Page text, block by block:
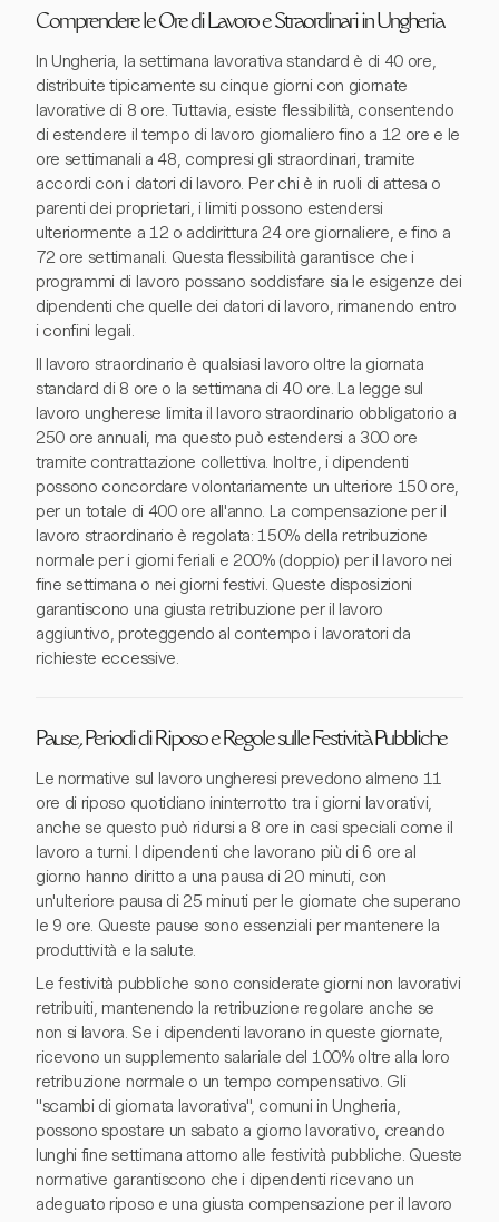
Comprendere le Ore di Lavoro e Straordinari in Ungheria
In Ungheria, la settimana lavorativa standard è di 40 ore,
distribuite tipicamente su cinque giorni con giornate
lavorative di 8 ore. Tuttavia, esiste flessibilità, consentendo
di estendere il tempo di lavoro giornaliero fino a 12 ore e le
ore settimanali a 48, compresi gli straordinari, tramite
accordi con i datori di lavoro. Per chi è in ruoli di attesa o
parenti dei proprietari, i limiti possono estendersi
ulteriormente a 12 o addirittura 24 ore giornaliere, e fino a
72 ore settimanali. Questa flessibilità garantisce che i
programmi di lavoro possano soddisfare sia le esigenze dei
dipendenti che quelle dei datori di lavoro, rimanendo entro
i confini legali.
Il lavoro straordinario è qualsiasi lavoro oltre la giornata
standard di 8 ore o la settimana di 40 ore. La legge sul
lavoro ungherese limita il lavoro straordinario obbligatorio a
250 ore annuali, ma questo può estendersi a 300 ore
tramite contrattazione collettiva. Inoltre, i dipendenti
possono concordare volontariamente un ulteriore 150 ore,
per un totale di 400 ore all'anno. La compensazione per il
lavoro straordinario è regolata: 150% della retribuzione
normale per i giorni feriali e 200% (doppio) per il lavoro nei
fine settimana o nei giorni festivi. Queste disposizioni
garantiscono una giusta retribuzione per il lavoro
aggiuntivo, proteggendo al contempo i lavoratori da
richieste eccessive.
Pause, Periodi di Riposo e Regole sulle Festività Pubbliche
Le normative sul lavoro ungheresi prevedono almeno 11
ore di riposo quotidiano ininterrotto tra i giorni lavorativi,
anche se questo può ridursi a 8 ore in casi speciali come il
lavoro a turni. I dipendenti che lavorano più di 6 ore al
giorno hanno diritto a una pausa di 20 minuti, con
un'ulteriore pausa di 25 minuti per le giornate che superano
le 9 ore. Queste pause sono essenziali per mantenere la
produttività e la salute.
Le festività pubbliche sono considerate giorni non lavorativi
retribuiti, mantenendo la retribuzione regolare anche se
non si lavora. Se i dipendenti lavorano in queste giornate,
ricevono un supplemento salariale del 100% oltre alla loro
retribuzione normale o un tempo compensativo. Gli
"scambi di giornata lavorativa", comuni in Ungheria,
possono spostare un sabato a giorno lavorativo, creando
lunghi fine settimana attorno alle festività pubbliche. Queste
normative garantiscono che i dipendenti ricevano un
adeguato riposo e una giusta compensazione per il lavoro